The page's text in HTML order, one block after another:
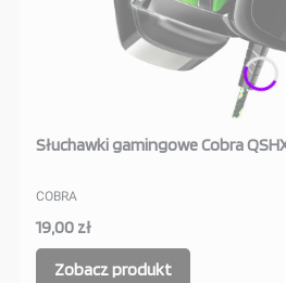
Słuchawki gamingowe Cobra
COBRA
19,00 zł
Zobacz produkt